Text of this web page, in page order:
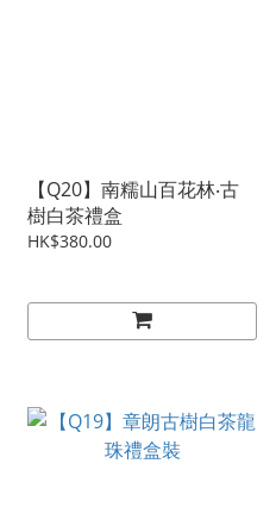
【Q20】南糯山百花林‧古
樹白茶禮盒
HK$380.00